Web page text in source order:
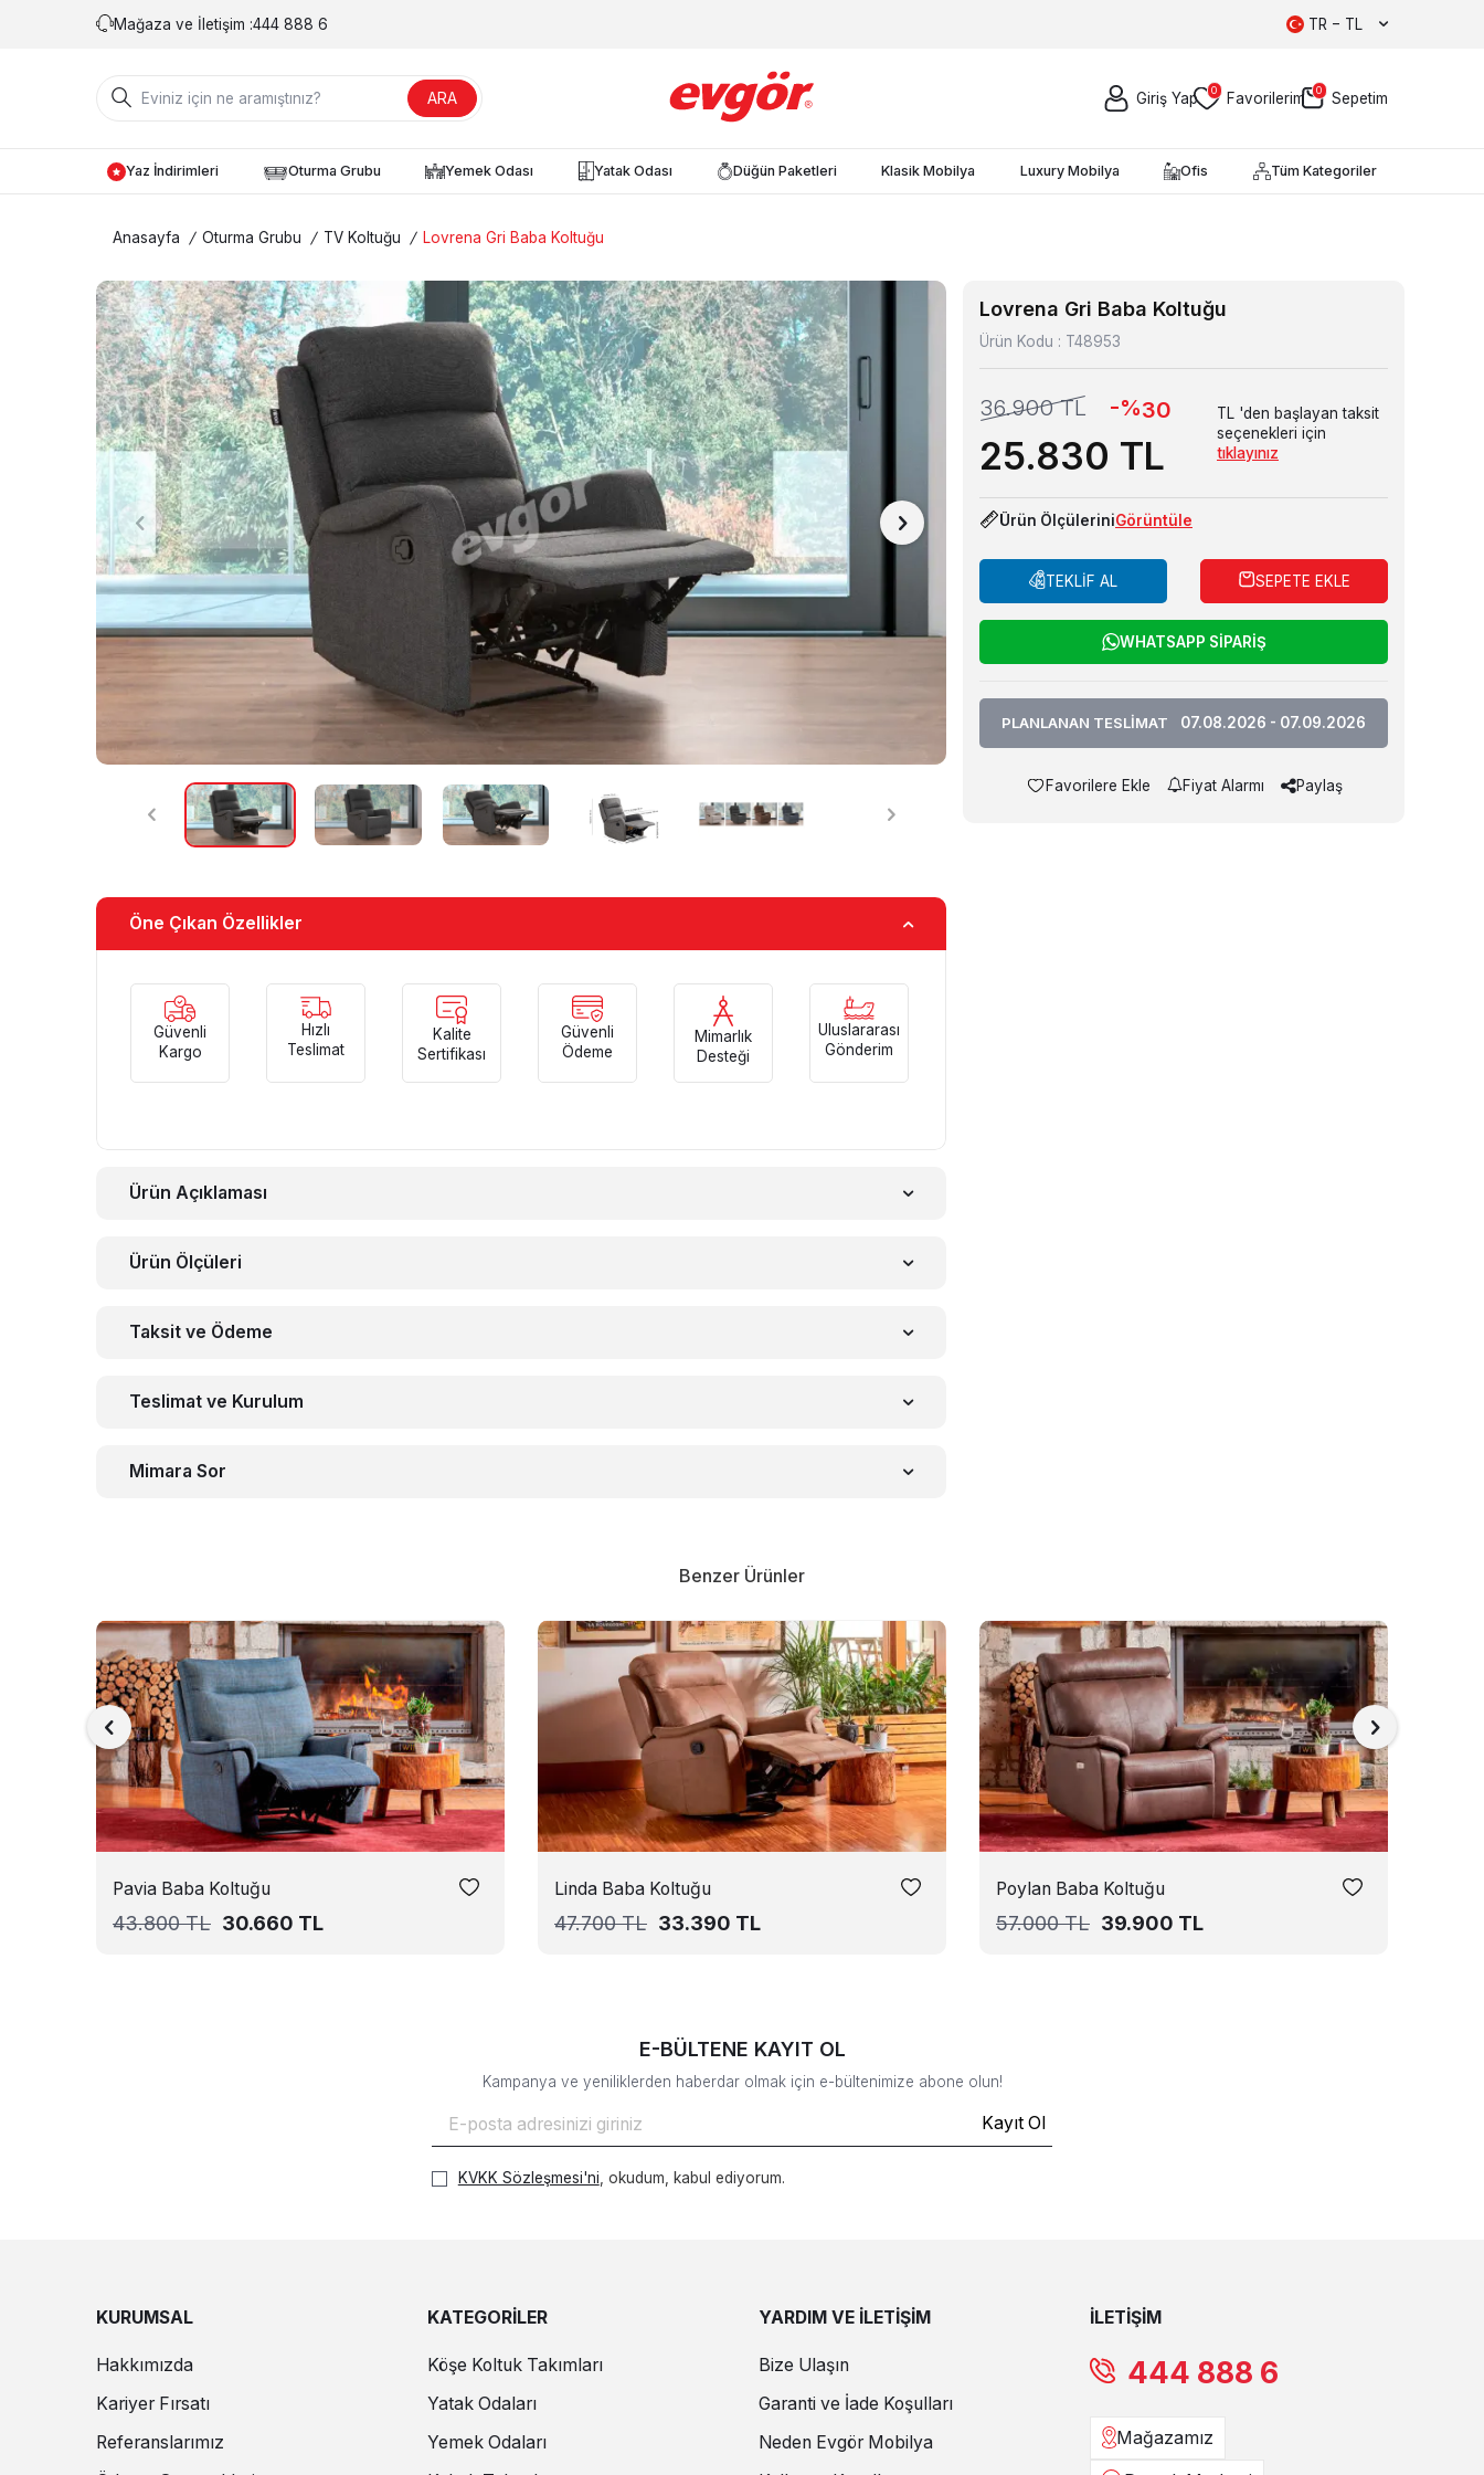
Mağaza ve İletişim :444 888 6 TR − TL
ARA Giriş Yap 0 Favorilerim 0 Sepetim
Yaz İndirimleri Oturma Grubu Yemek Odası Yatak Odası Düğün Paketleri Klasik Mobilya Luxury Mobilya Ofis Tüm Kategoriler
Anasayfa / Oturma Grubu / TV Koltuğu / Lovrena Gri Baba Koltuğu
Öne Çıkan Özellikler
Güvenli
Kargo
Hızlı
Teslimat
Kalite
Sertifikası
Güvenli
Ödeme
Mimarlık
Desteği
Uluslararası
Gönderim
Ürün Açıklaması
Ürün Ölçüleri
Taksit ve Ödeme
Teslimat ve Kurulum
Mimara Sor
Lovrena Gri Baba Koltuğu
Ürün Kodu : T48953
36.900TL -%30
25.830 TL
TL 'den başlayan taksit
seçenekleri için
tıklayınız
Ürün ÖlçüleriniGörüntüle
TEKLİF AL SEPETE EKLE
WHATSAPP SİPARİŞ
PLANLANAN TESLİMAT 07.08.2026 - 07.09.2026
Favorilere Ekle Fiyat Alarmı Paylaş
Benzer Ürünler
Pavia Baba Koltuğu
43.800TL 30.660 TL
Linda Baba Koltuğu
47.700TL 33.390 TL
Poylan Baba Koltuğu
57.000TL 39.900 TL
E-BÜLTENE KAYIT OL
Kampanya ve yeniliklerden haberdar olmak için e-bültenimize abone olun!
Kayıt Ol
KVKK Sözleşmesi'ni , okudum, kabul ediyorum.
KURUMSAL
Hakkımızda
Kariyer Fırsatı
Referanslarımız
KATEGORİLER
Köşe Koltuk Takımları
Yatak Odaları
Yemek Odaları
YARDIM VE İLETİŞİM
Bize Ulaşın
Garanti ve İade Koşulları
Neden Evgör Mobilya
İLETİŞİM
444 888 6
Mağazamız